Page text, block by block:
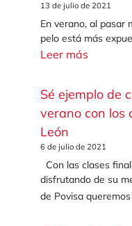
13 de julio de 2021
En verano, al pasar
pelo está más
Leer más
Sé ejemplo de
verano con los
León
6 de julio de 2021
Con las clases
disfrutando de su
de Povisa